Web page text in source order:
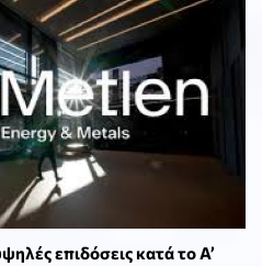
επιδόσεις κατά το Α’